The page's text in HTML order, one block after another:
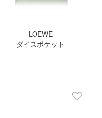
LOEWE
ダイスポケット